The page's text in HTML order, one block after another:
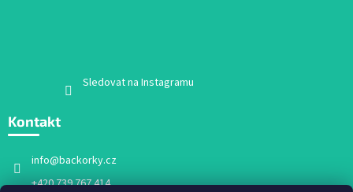
Sledovat na Instagramu
Kontakt
info@backorky.cz
+420 739 767 414